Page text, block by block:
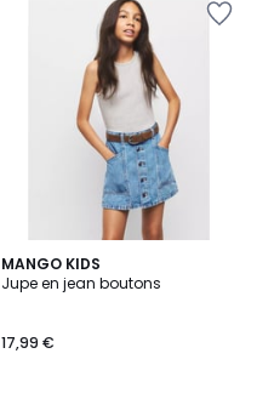
MANGO KIDS
Jupe en jean boutons
17,99 €